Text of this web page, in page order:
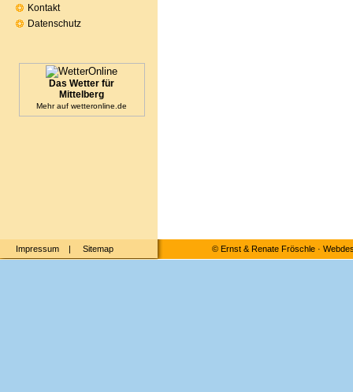
Kontakt
Datenschutz
Das Wetter für
Mittelberg
Mehr auf wetteronline.de
Impressum | Sitemap © Ernst & Renate Fröschle·